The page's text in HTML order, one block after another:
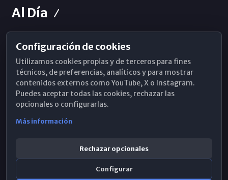
Al Día
Horarios de Misa
Hemeroteca
WhatsApp
Configuración de cookies
Utilizamos cookies propias y de terceros para fines
técnicos, de preferencias, analíticos y para mostrar
contenidos externos como YouTube, X o Instagram.
Puedes aceptar todas las cookies, rechazar las
opcionales o configurarlas.
Más información
Rechazar opcionales
Configurar